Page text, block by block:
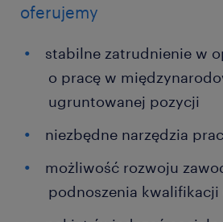
oferujemy
stabilne zatrudnienie w
o pracę w
ugruntowanej pozycji
niezbędne narzędzia
możliwość rozwoju
podnoszenia kwalifikacji